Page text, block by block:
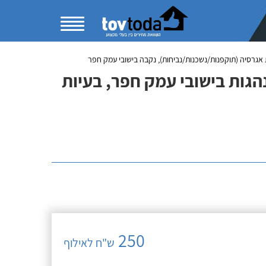
אגרסיה (תוקפנות/נשכנות/נביחות), נקבה בישובי עמק חפר
בישובי עמק חפר, בעיות
250 ש"ח לאילוף